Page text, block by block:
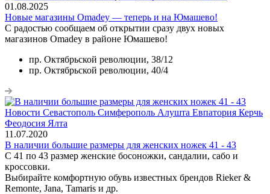
01.08.2025
Новые магазины Omadey — теперь и на Юмашево!
С радостью сообщаем об открытии сразу двух новых
магазинов Omadey в районе Юмашево!
пр. Октябрьской революции, 38/12
пр. Октябрьской революции, 40/4
11.07.2020
В наличии большие размеры для женских ножек 41 - 43
С 41 по 43 размер женские босоножки, сандалии, сабо и
кроссовки.
Выбирайте комфортную обувь известных брендов Rieker &
Remonte, Jana, Tamaris и др.